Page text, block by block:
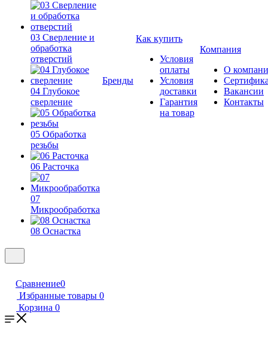
03 Сверление и
обработка
отверстий
04 Глубокое
сверление
05 Обработка
резьбы
06 Расточка
07
Микрообработка
08 Оснастка
Бренды
Как купить
Условия
оплаты
Условия
доставки
Гарантия
на товар
Компания
О
Вакансии
Контакты
Сравнение0
Избранные товары 0
Корзина 0